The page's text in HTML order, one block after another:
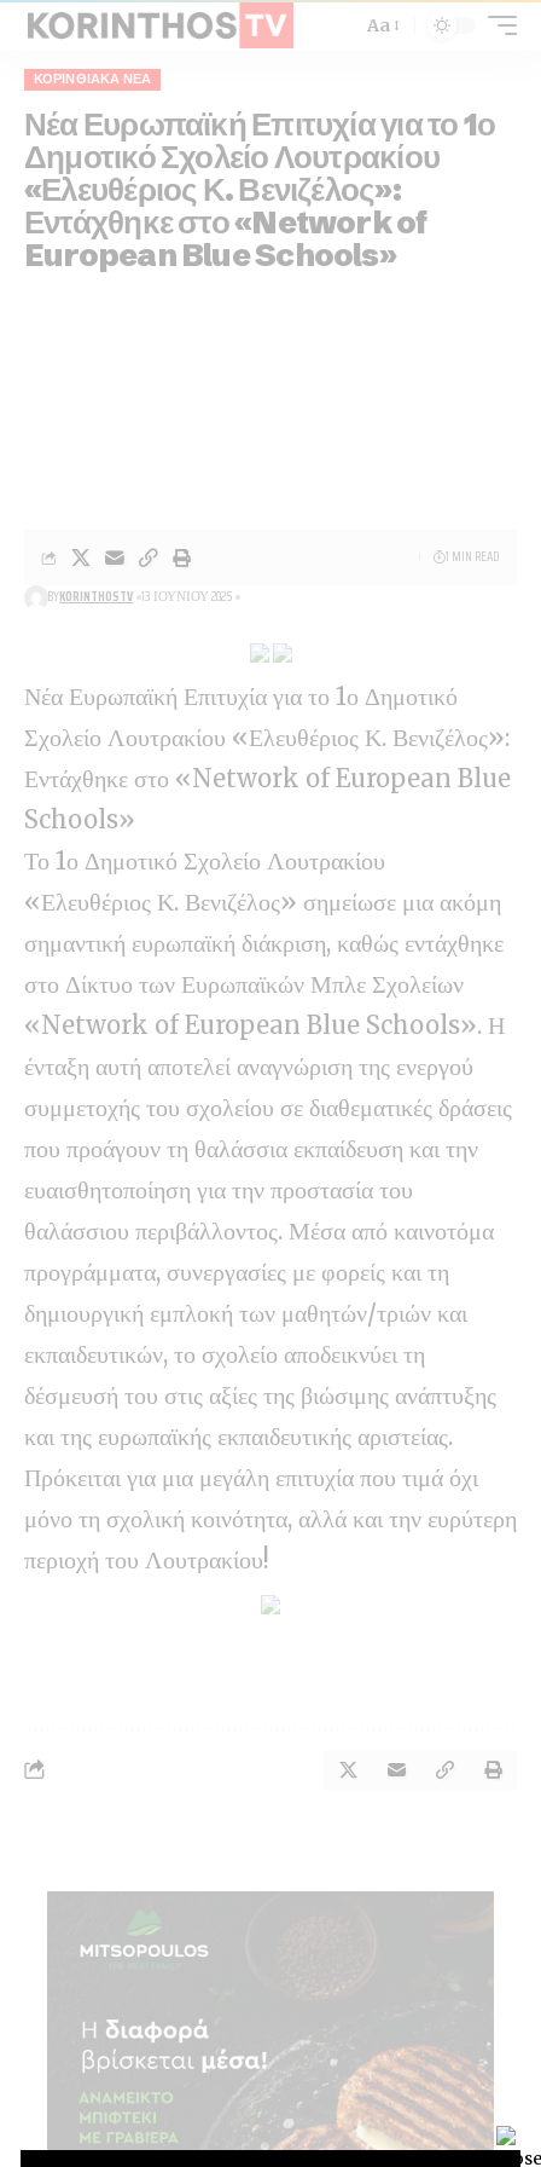
Aa
ΚΟΡΙΝΘΙΑΚΆ ΝΈΑ
Νέα Ευρωπαϊκή Επιτυχία για το 1ο
Δημοτικό Σχολείο Λουτρακίου
«Ελευθέριος Κ. Βενιζέλος»:
Εντάχθηκε στο «Network of
European Blue Schools»
BYKORINTHOSTV 13 ΙΟΥΝΊΟΥ 2025
1 MIN READ
Νέα Ευρωπαϊκή Επιτυχία για το 1ο Δημοτικό
Σχολείο Λουτρακίου «Ελευθέριος Κ. Βενιζέλος»:
Εντάχθηκε στο «Network of European Blue
Schools»
Το 1ο Δημοτικό Σχολείο Λουτρακίου
«Ελευθέριος Κ. Βενιζέλος» σημείωσε μια ακόμη
σημαντική ευρωπαϊκή διάκριση, καθώς εντάχθηκε
στο Δίκτυο των Ευρωπαϊκών Μπλε Σχολείων
«Network of European Blue Schools». Η
ένταξη αυτή αποτελεί αναγνώριση της ενεργού
συμμετοχής του σχολείου σε διαθεματικές δράσεις
που προάγουν τη θαλάσσια εκπαίδευση και την
ευαισθητοποίηση για την προστασία του
θαλάσσιου περιβάλλοντος. Μέσα από καινοτόμα
προγράμματα, συνεργασίες με φορείς και τη
δημιουργική εμπλοκή των μαθητών/τριών και
εκπαιδευτικών, το σχολείο αποδεικνύει τη
δέσμευσή του στις αξίες της βιώσιμης ανάπτυξης
και της ευρωπαϊκής εκπαιδευτικής αριστείας.
Πρόκειται για μια μεγάλη επιτυχία που τιμά όχι
μόνο τη σχολική κοινότητα, αλλά και την ευρύτερη
περιοχή του Λουτρακίου!